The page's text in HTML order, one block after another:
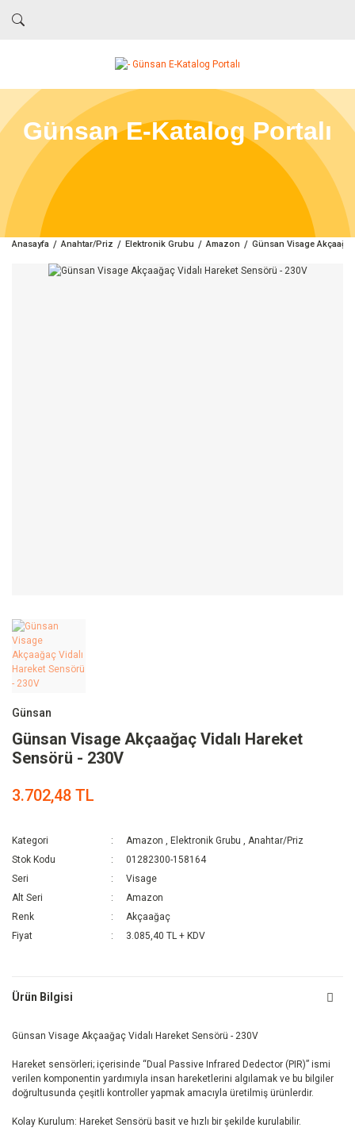
Günsan E-Katalog Portalı
Anasayfa Anahtar/Priz Elektronik Grubu Amazon Günsan Visage
Günsan
Günsan Visage Akçaağaç Vidalı Hareket
Sensörü - 230V
3.702,48 TL
Kategori Amazon , Elektronik Grubu ,Anahtar/Priz
Stok Kodu
01282300-158164
Seri
Visage
Alt Seri
Amazon
Renk
Akçaağaç
Fiyat
3.085,40 TL + KDV
Ürün Bilgisi
Günsan Visage Akçaağaç Vidalı Hareket Sensörü - 230V
Hareket sensörleri; içerisinde “Dual Passive Infrared Dedector (PIR)” ismi
verilen komponentin yardımıyla insan hareketlerini algılamak ve bu bilgiler
doğrultusunda çeşitli kontroller yapmak amacıyla üretilmiş ürünlerdir.
Kolay Kurulum: Hareket Sensörü basit ve hızlı bir şekilde kurulabilir.